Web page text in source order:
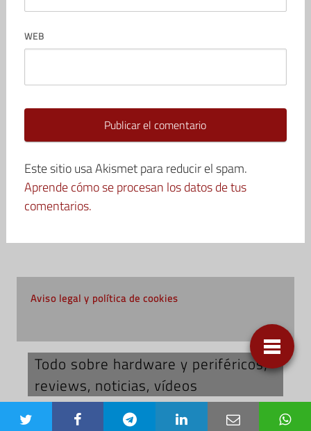
WEB
Este sitio usa Akismet para reducir el spam.
Aprende cómo se procesan los datos de tus
comentarios.
Aviso legal y política de cookies
Todo sobre hardware y periféricos;
reviews, noticias, vídeos